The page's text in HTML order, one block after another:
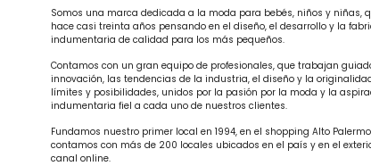
Somos una marca dedicada a la moda para bebés, niños y niñas,
hace casi treinta años pensando en el diseño, el desarrollo y la
indumentaria de calidad para los más pequeños.
Contamos con un gran equipo de profesionales, que trabajan
innovación, las tendencias de la industria, el diseño y la
límites y posibilidades, unidos por la pasión por la moda y la
indumentaria fiel a cada uno de nuestros clientes.
Fundamos nuestro primer local en 1994, en el shopping Alto
contamos con más de 200 locales ubicados en el país y en el
canal online.